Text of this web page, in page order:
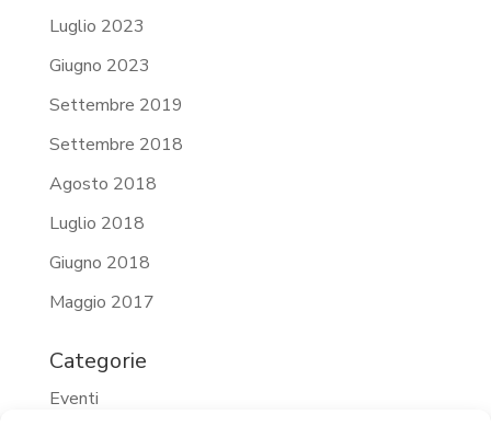
Luglio 2023
Giugno 2023
Settembre 2019
Settembre 2018
Agosto 2018
Luglio 2018
Giugno 2018
Maggio 2017
Categorie
Eventi